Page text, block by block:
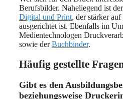
Berufsbilder. Naheliegend ist
Digital und Print, der stärker
ausgerichtet ist. Ebenfalls im
Medientechnologen
sowie derBuchbinder.
Häufig gestellte
Gibt es den
beziehungsweise